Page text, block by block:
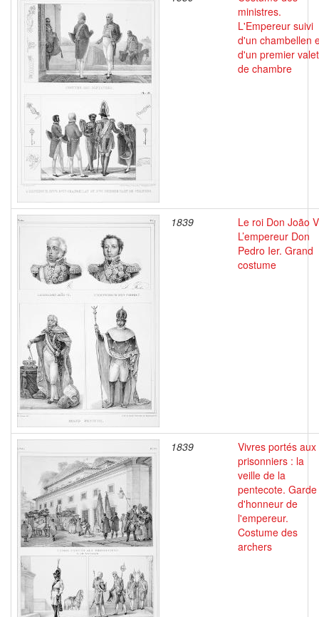
ministres.
L'Empereur suivi
d'un chambellen
d'un premier valet
de chambre
1839
Le roi Don João
L’empereur Don
Pedro Ier. Grand
costume
1839
Vivres portés aux
prisonniers : la
veille de la
pentecote. Garde
d'honneur de
l'empereur.
Costume des
archers